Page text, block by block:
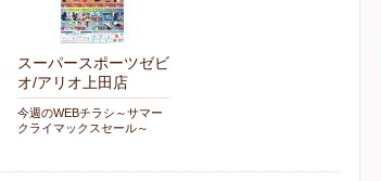
スーパースポーツゼビ
オ/アリオ上田店
今週のWEBチラシ～サマー
クライマックスセール～